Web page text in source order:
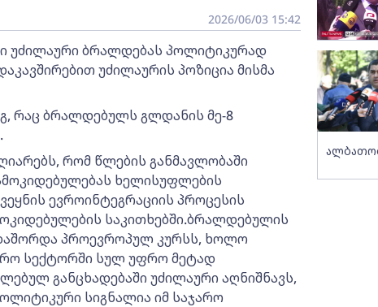
2026/06/03 15:42
უძილაური ბრალდებას პოლიტიკურად
უძილაურის პოზიცია მისმა
რაც ბრალდებულს გლდანის მე-8
რომ წლების განმავლობაში
ხელისუფლების
ევროინტეგრაციის პროცესის
საკითხებში.ბრალდებულის
პროევროპულ კურსს, ხოლო
სექტორში სულ უფრო მეტად
განცხადებაში უძილაური აღნიშნავს,
სიგნალია იმ საჯარო